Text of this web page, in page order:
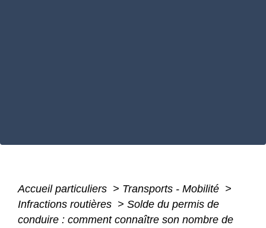
Accueil particuliers > Transports - Mobilité >
Infractions routières > Solde du permis de
conduire : comment connaître son nombre de